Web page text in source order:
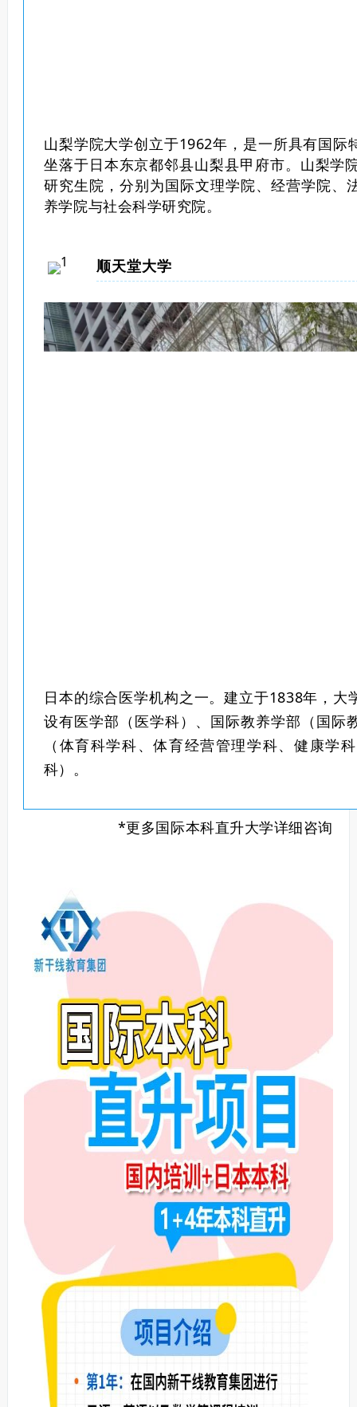
山梨学院大学创立于1962年， 是一所具有国际
坐落于日本东京都邻县山梨县甲府市。山梨学
研究生院，分别为国际文理学院、经营学院、
养学院与社会科学研究院。
顺天堂大学
日本的综合医学机构之一。建立于1838年，大
设有医学部（医学科）、国际教养学部（国际
（体育科学科、体育经营管理学科、健康学
科）。
*更多国际本科直升大学详细咨询